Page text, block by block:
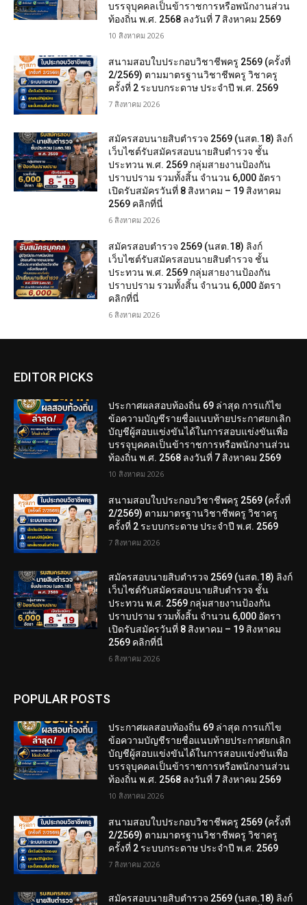
บรรจุบุคคลเป็นข้าราชการหรือพนักงานส่วน
ท้องถิ่น พ.ศ. 2568 ลงวันที่ 7 สิงหาคม 2569
10 สิงหาคม 2026
สนามสอบใบประกอบวิชาชีพครู 2569 (ครั้งที่
2/2569) ตามมาตรฐานวิชาชีพครู วิชาครู
ครั้งที่ 2 ระบบกระดาษ ประจำปี พ.ศ. 2569
7 สิงหาคม 2026
สมัครสอบนายสิบตำรวจ 2569 (นสต.18) ลิงก์
เว็บไซต์รับสมัครสอบนายสิบตำรวจ ชั้น
ประทวน พ.ศ. 2569 กลุ่มสายงานป้องกัน
ปราบปราม รวมทั้งสิ้น จำนวน 6,000 อัตรา
เปิดรับสมัครวันที่ 8 สิงหาคม – 19 สิงหาคม
2569 คลิกที่นี่
6 สิงหาคม 2026
สมัครสอบตํารวจ 2569 (นสต.18) ลิงก์
เว็บไซต์รับสมัครสอบนายสิบตำรวจ ชั้น
ประทวน พ.ศ. 2569 กลุ่มสายงานป้องกัน
ปราบปราม รวมทั้งสิ้น จำนวน 6,000 อัตรา
คลิกที่นี่
6 สิงหาคม 2026
EDITOR PICKS
ประกาศผลสอบท้องถิ่น 69 ล่าสุด การแก้ไข
ข้อความบัญชีรายชื่อแนบท้ายประกาศยกเลิก
บัญชีผู้สอบแข่งขันได้ในการสอบแข่งขันเพื่อ
บรรจุบุคคลเป็นข้าราชการหรือพนักงานส่วน
ท้องถิ่น พ.ศ. 2568 ลงวันที่ 7 สิงหาคม 2569
10 สิงหาคม 2026
สนามสอบใบประกอบวิชาชีพครู 2569 (ครั้งที่
2/2569) ตามมาตรฐานวิชาชีพครู วิชาครู
ครั้งที่ 2 ระบบกระดาษ ประจำปี พ.ศ. 2569
7 สิงหาคม 2026
สมัครสอบนายสิบตำรวจ 2569 (นสต.18) ลิงก์
เว็บไซต์รับสมัครสอบนายสิบตำรวจ ชั้น
ประทวน พ.ศ. 2569 กลุ่มสายงานป้องกัน
ปราบปราม รวมทั้งสิ้น จำนวน 6,000 อัตรา
เปิดรับสมัครวันที่ 8 สิงหาคม – 19 สิงหาคม
2569 คลิกที่นี่
6 สิงหาคม 2026
POPULAR POSTS
ประกาศผลสอบท้องถิ่น 69 ล่าสุด การแก้ไข
ข้อความบัญชีรายชื่อแนบท้ายประกาศยกเลิก
บัญชีผู้สอบแข่งขันได้ในการสอบแข่งขันเพื่อ
บรรจุบุคคลเป็นข้าราชการหรือพนักงานส่วน
ท้องถิ่น พ.ศ. 2568 ลงวันที่ 7 สิงหาคม 2569
10 สิงหาคม 2026
สนามสอบใบประกอบวิชาชีพครู 2569 (ครั้งที่
2/2569) ตามมาตรฐานวิชาชีพครู วิชาครู
ครั้งที่ 2 ระบบกระดาษ ประจำปี พ.ศ. 2569
7 สิงหาคม 2026
สมัครสอบนายสิบตำรวจ 2569 (นสต.18) ลิงก์